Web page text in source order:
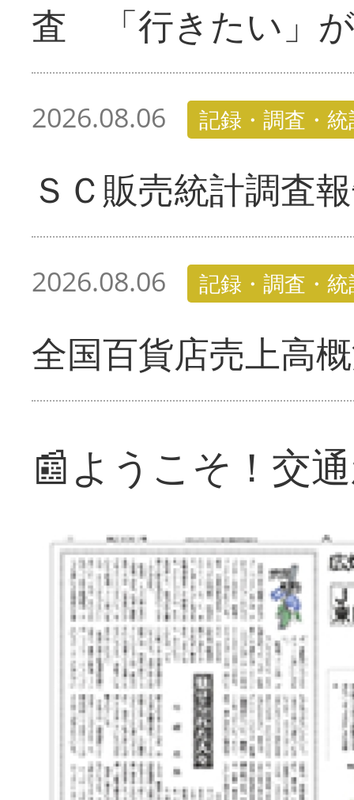
査 「行きたい」
2026.08.06 記録・調査・
ＳＣ販売統計調査
2026.08.06 記録・調査・
全国百貨店売上高
📰ようこそ！交